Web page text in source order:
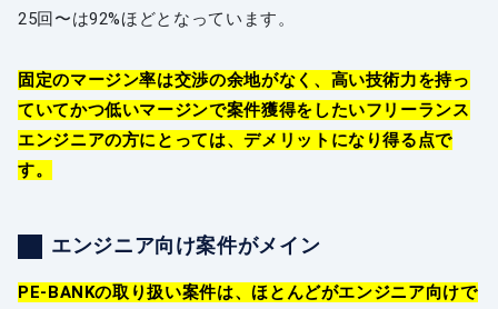
25回〜は92%ほどとなっています。
固定のマージン率は交渉の余地がなく、高い技術力を持っ
ていてかつ低いマージンで案件獲得をしたいフリーランス
エンジニアの方にとっては、デメリットになり得る点で
す。
エンジニア向け案件がメイン
PE-BANKの取り扱い案件は、ほとんどがエンジニア向けで